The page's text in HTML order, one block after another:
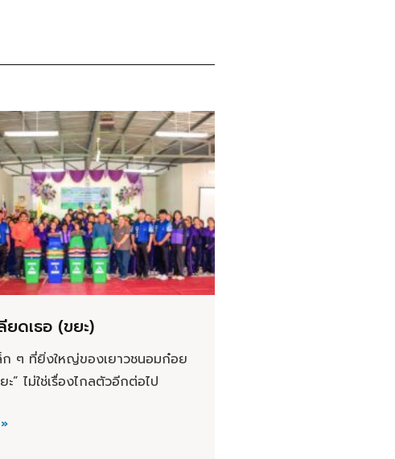
ยดเธอ (ขยะ)
ก ๆ ที่ยิ่งใหญ่ของเยาวชนอมก๋อย
ะ” ไม่ใช่เรื่องไกลตัวอีกต่อไป